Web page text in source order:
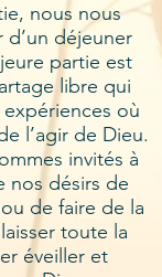
nous nous
déjeuner
partie est
libre qui
où
l’agir de Dieu.
invités à
nos désirs de
de faire de la
toute la
éveiller et